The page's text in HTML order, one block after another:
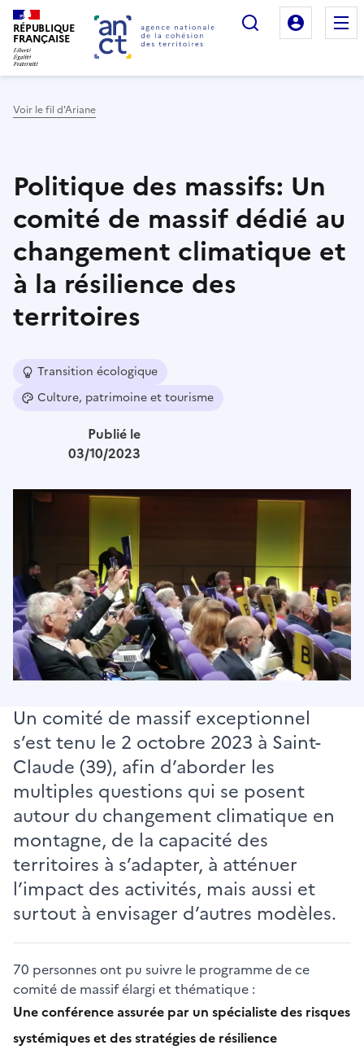
RÉPUBLIQUE
FRANÇAISE
Rechercher
Mon
Voir le fil d'Ariane
Politique des massifs: Un
comité de massif dédié au
changement climatique et
à la résilience des
territoires
Transition écologique
Culture, patrimoine et tourisme
Publié le
03/10/2023
Image
Un comité de massif exceptionnel
s’est tenu le 2 octobre 2023 à Saint-
Claude (39), afin d’aborder les
multiples questions qui se posent
autour du changement climatique en
montagne, de la capacité des
territoires à s’adapter, à atténuer
l’impact des activités, mais aussi et
surtout à envisager d’autres modèles.
70 personnes ont pu suivre le programme de ce
comité de massif élargi et thématique :
Une conférence assurée par un spécialiste des risques
systémiques et des stratégies de résilience